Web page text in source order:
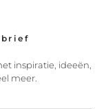
inspiratie, ideeën,
meer.